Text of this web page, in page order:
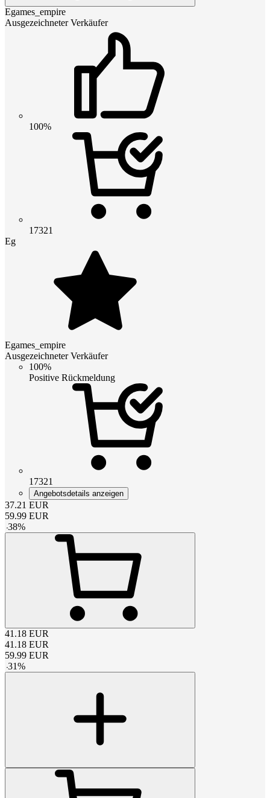
Egames_empire
Ausgezeichneter Verkäufer
100%
17321
Eg
Egames_empire
Ausgezeichneter Verkäufer
100%
Positive Rückmeldung
17321
Angebotsdetails anzeigen
37.21 EUR
59.99 EUR
-38%
41.18 EUR
41.18 EUR
59.99 EUR
-31%